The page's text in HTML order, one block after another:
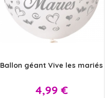
Ballon géant Vive les mariés
Prix
4,99 €